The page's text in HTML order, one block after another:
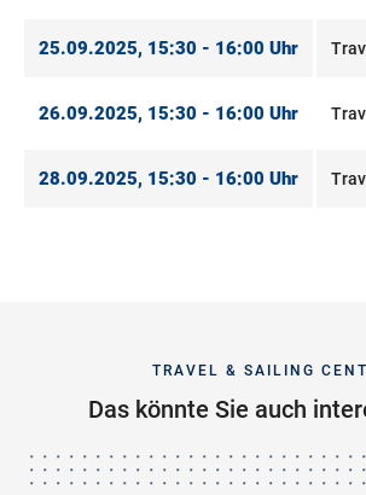
25.09.2025, 15:30 - 16:00 Uhr
26.09.2025, 15:30 - 16:00 Uhr
28.09.2025, 15:30 - 16:00 Uhr
TRAVEL & SAILING
Das könnte Sie auch